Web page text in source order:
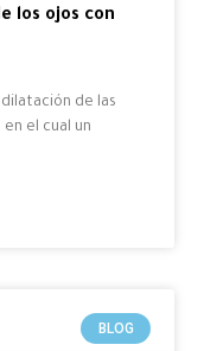
los ojos con
de las
el cual un
BLOG